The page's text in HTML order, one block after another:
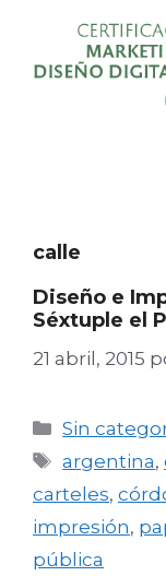
contenido
calle
Diseño e
Séxtuple el
21 abril, 2015
Categorías
Sin
Etiquetas
argentina,
carteles,
impresión,
pública